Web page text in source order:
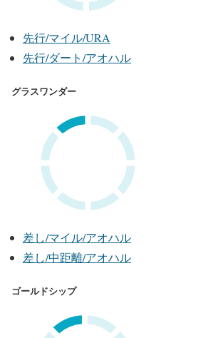
先行/マイル/URA
先行/ダート/アオハル
グラスワンダー
差し/マイル/アオハル
差し/中距離/アオハル
ゴールドシップ